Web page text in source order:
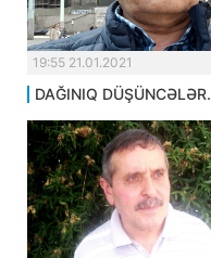
19:55 21.01.2021
DAĞINIQ DÜŞÜNCƏLƏR.